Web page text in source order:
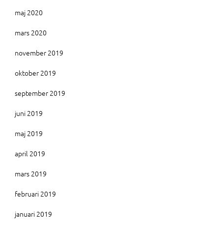
maj 2020
mars 2020
november 2019
oktober 2019
september 2019
juni 2019
maj 2019
april 2019
mars 2019
februari 2019
januari 2019